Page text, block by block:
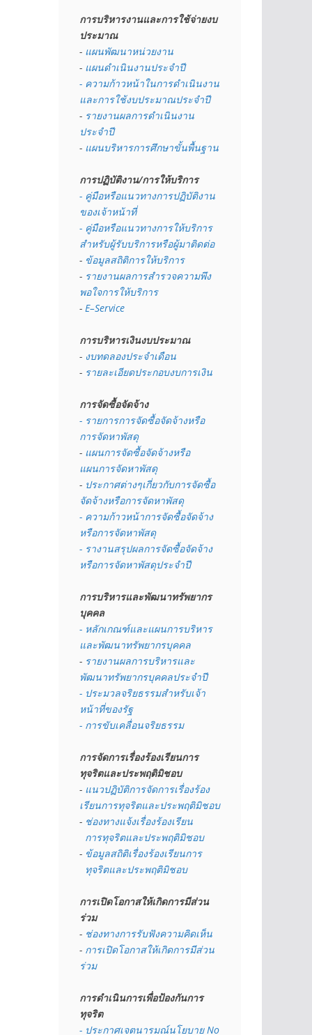
การบริหารงานและการใช้จ่ายงบ
ประมาณ
- แผนพัฒนาหน่วยงาน
- แผนดำเนินงานประจำปี
- ความก้าวหน้าในการดำเนินงาน
และการใช้งบประมาณประจำปี
- รายงานผลการดำเนินงาน
ประจำปี
- แผนบริหารการศึกษาขั้นพื้นฐาน
การปฏิบัติงาน/การให้บริการ
- คู่มือหรือแนวทางการปฏิบัติงาน
ของเจ้าหน้าที่
- คู่มือหรือแนวทางการให้บริการ
สำหรับผู้รับบริการหรือผู้มาติดต่อ
- ข้อมูลสถิติการให้บริการ
- รายงานผลการสำรวจความพึง
พอใจการให้บริการ
- E–Service
การบริหารเงินงบประมาณ
- งบทดลองประจำเดือน
- รายละเอียดประกอบงบการเงิน
การจัดซื้อจัดจ้าง
- รายการการจัดซื้อจัดจ้างหรือ
การจัดหาพัสดุ
- แผนการจัดซื้อจัดจ้างหรือ
แผนการจัดหาพัสดุ
- ประกาศต่างๆเกี่ยวกับการจัดซื้อ
จัดจ้างหรือการจัดหาพัสดุ
- ความก้าวหน้าการจัดซื้อจัดจ้าง
หรือการจัดหาพัสดุ
- รางานสรุปผลการจัดซื้อจัดจ้าง
หรือการจัดหาพัสดุประจำปี
การบริหารและพัฒนาทรัพยากร
บุคคล
- หลักเกณฑ์และแผนการบริหาร
และพัฒนาทรัพยากรบุคคล
- รายงานผลการบริหารและ
พัฒนาทรัพยากรบุคคลประจำปี
- ประมวลจริยธรรมสำหรับเจ้า
หน้าที่ของรัฐ
- การขับเคลื่อนจริยธรรม
การจัดการเรื่องร้องเรียนการ
ทุจริตและประพฤติมิชอบ
- แนวปฏิบัติการจัดการเรื่องร้อง
เรียนการทุจริตและประพฤติมิชอบ
- ช่องทางแจ้งเรื่องร้องเรียน
  การทุจริตและประพฤติมิชอบ
- ข้อมูลสถิติเรื่องร้องเรียนการ
  ทุจริตและประพฤติมิชอบ
การเปิดโอกาสให้เกิดการมีส่วน
ร่วม
- ช่องทางการรับฟังความคิดเห็น
- การเปิดโอกาสให้เกิดการมีส่วน
ร่วม
การดำเนินการเพื่อป้องกันการ
ทุจริต
- ประกาศเจตนารมณ์นโยบาย No